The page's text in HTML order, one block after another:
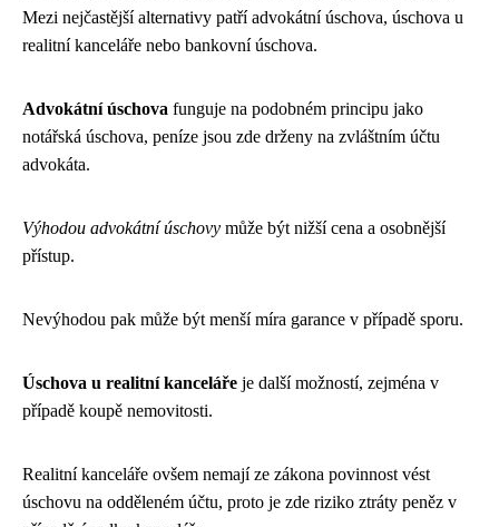
Mezi nejčastější alternativy patří advokátní úschova, úschova u
realitní kanceláře nebo bankovní úschova.
Advokátní úschova funguje na podobném principu jako
notářská úschova, peníze jsou zde drženy na zvláštním účtu
advokáta.
Výhodou advokátní úschovy může být nižší cena a osobnější
přístup.
Nevýhodou pak může být menší míra garance v případě sporu.
Úschova u realitní kanceláře je další možností, zejména v
případě koupě nemovitosti.
Realitní kanceláře ovšem nemají ze zákona povinnost vést
úschovu na odděleném účtu, proto je zde riziko ztráty peněz v